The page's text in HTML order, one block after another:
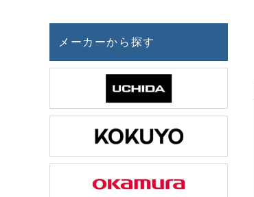
メーカーから探す